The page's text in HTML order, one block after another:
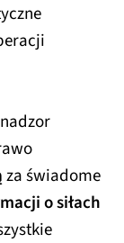
za świadome
o siłach